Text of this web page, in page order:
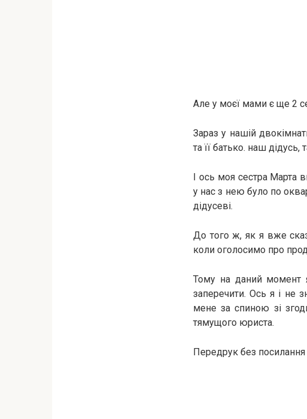
Але у моєї мами є ще 2
Зараз у нашій
та її батько. наш
І ось моя сестра Марта
у нас з нею було по
дідусеві.
До того ж, як я вже
коли оголосимо про
Тому на даний момент
заперечити. Ось я і не
мене за спиною зі
тямущого юриста.
Передрук без